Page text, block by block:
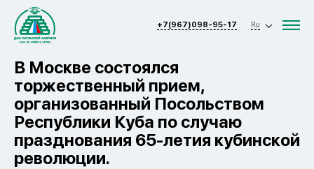
+7(967)098-95-17 Ru
В Москве состоялся
торжественный прием,
организованный Посольством
Республики Куба по случаю
празднования 65-летия кубинской
революции.